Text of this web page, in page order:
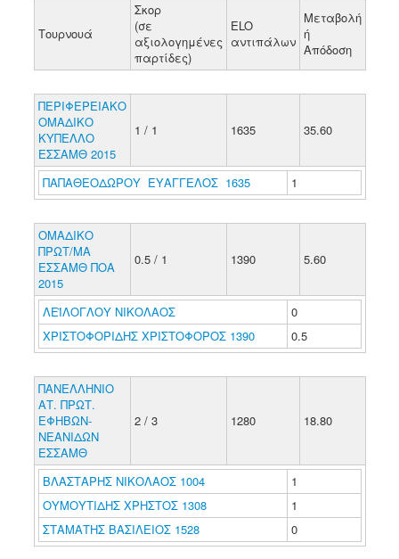
Τουρνουά
Σκορ
(σε
αξιολογημένες
παρτίδες)
ELO
αντιπάλων
Μεταβολή
ή
Απόδοση
ΠΕΡΙΦΕΡΕΙΑΚΟ
ΟΜΑΔΙΚΟ
ΚΥΠΕΛΛΟ
ΕΣΣΑΜΘ 2015
1 / 1 1635 35.60
ΠΑΠΑΘΕΟΔΩΡΟΥ ΕΥΑΓΓΕΛΟΣ 1635 1
ΟΜΑΔΙΚΟ
ΠΡΩΤ/ΜΑ
ΕΣΣΑΜΘ ΠΟΑ
2015
0.5 / 1 1390 5.60
ΛΕΪΛΟΓΛΟΥ ΝΙΚΟΛΑΟΣ
0
ΧΡΙΣΤΟΦΟΡΙΔΗΣ ΧΡΙΣΤΟΦΟΡΟΣ 1390
0.5
ΠΑΝΕΛΛΗΝΙΟ
ΑΤ. ΠΡΩΤ.
ΕΦΗΒΩΝ-
ΝΕΑΝΙΔΩΝ
ΕΣΣΑΜΘ
2 / 3 1280 18.80
ΒΛΑΣΤΑΡΗΣ ΝΙΚΟΛΑΟΣ 1004
1
ΟΥΜΟΥΤΙΔΗΣ ΧΡΗΣΤΟΣ 1308
1
ΣΤΑΜΑΤΗΣ ΒΑΣΙΛΕΙΟΣ 1528
0